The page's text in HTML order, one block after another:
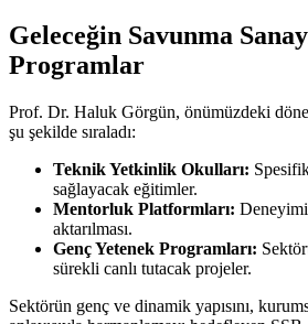
Geleceğin Savunma
Programlar
Prof. Dr. Haluk Görgün, önümüzdeki
şu şekilde sıraladı:
Teknik Yetkinlik Okulları:
sağlayacak eğitimler.
Mentorluk Platformları:
aktarılması.
Genç Yetenek Programları:
sürekli canlı tutacak projeler.
Sektörün genç ve dinamik yapısını,